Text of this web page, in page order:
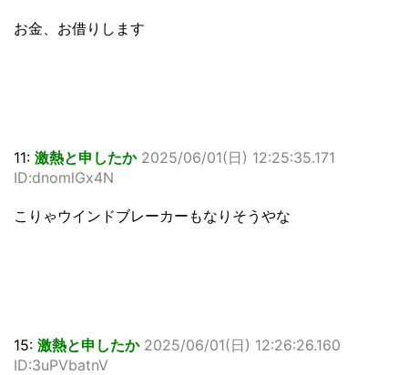
お金、お借りします
11: 激熱と申したか 2025/06/01(日) 12:25:35.171
ID:dnomlGx4N
こりゃウインドブレーカーもなりそうやな
15: 激熱と申したか 2025/06/01(日) 12:26:26.160
ID:3uPVbatnV